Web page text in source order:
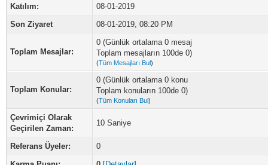
Katılım:
08-01-2019
Son Ziyaret
08-01-2019, 08:20 PM
Toplam Mesajlar:
0 (Günlük ortalama 0 mesaj
Toplam mesajların 100de 0)
(Tüm Mesajları Bul)
Toplam Konular:
0 (Günlük ortalama 0 konu
Toplam konuların 100de 0)
(Tüm Konuları Bul)
Çevrimiçi Olarak
Geçirilen Zaman:
10 Saniye
Referans Üyeler:
0